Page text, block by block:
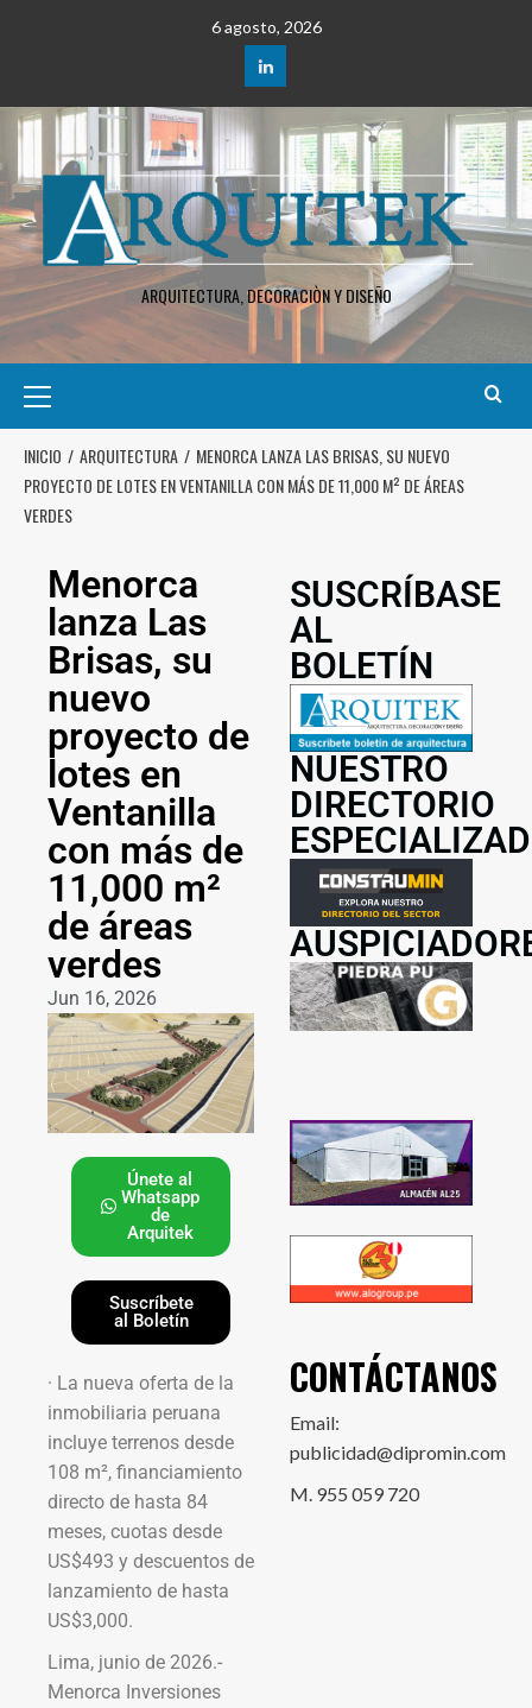
6 agosto, 2026
ARQUITECTURA, DECORACIÒN Y DISEÑO
INICIO ARQUITECTURA
MENORCA LANZA LAS BRISAS, SU NUEVO
PROYECTO DE LOTES EN VENTANILLA CON MÁS DE 11,000 M² DE ÁREAS
VERDES
Menorca
lanza Las
Brisas, su
nuevo
proyecto de
lotes en
Ventanilla
con más de
11,000 m²
de áreas
verdes
Jun 16, 2026
Únete al
Whatsapp
de
Arquitek
Suscríbete
al Boletín
· La nueva oferta de la
inmobiliaria peruana
incluye terrenos desde
108 m², financiamiento
directo de hasta 84
meses, cuotas desde
US$493 y descuentos de
lanzamiento de hasta
US$3,000.
Lima, junio de 2026.-
Menorca Inversiones
SUSCRÍBASE
AL
BOLETÍN
NUESTRO
DIRECTORIO
CONTÁCTANOS
Email:
publicidad@dipromin.com
M. 955 059 720